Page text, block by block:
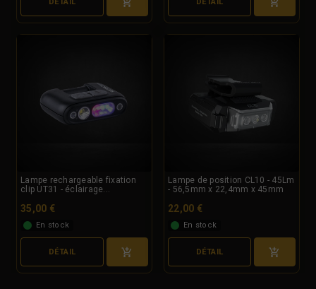
DÉTAIL DÉTAIL
Lampe rechargeable fixation
clip UT31 - éclairage...
35,00 €
En stock
DÉTAIL
Lampe de position CL10 - 45Lm
- 56,5mm x 22,4mm x 45mm
22,00 €
En stock
DÉTAIL